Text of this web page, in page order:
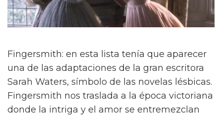
Fingersmith: en esta lista tenía que aparecer
una de las adaptaciones de la gran escritora
Sarah Waters, símbolo de las novelas lésbicas.
Fingersmith nos traslada a la época victoriana
donde la intriga y el amor se entremezclan